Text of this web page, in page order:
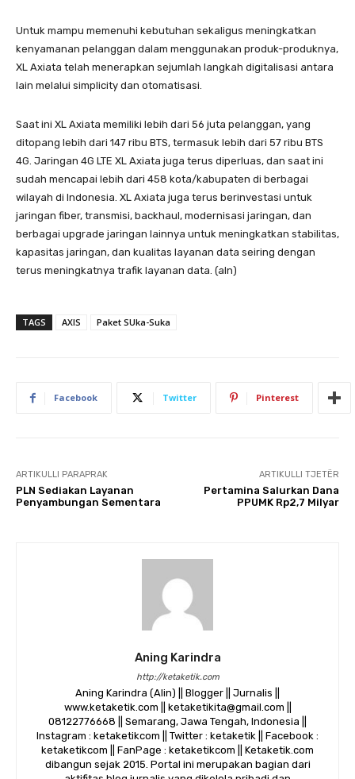
Untuk mampu memenuhi kebutuhan sekaligus meningkatkan
kenyamanan pelanggan dalam menggunakan produk-produknya,
XL Axiata telah menerapkan sejumlah langkah digitalisasi antara
lain melalui simplicity dan otomatisasi.
Saat ini XL Axiata memiliki lebih dari 56 juta pelanggan, yang
ditopang lebih dari 147 ribu BTS, termasuk lebih dari 57 ribu BTS
4G. Jaringan 4G LTE XL Axiata juga terus diperluas, dan saat ini
sudah mencapai lebih dari 458 kota/kabupaten di berbagai
wilayah di Indonesia. XL Axiata juga terus berinvestasi untuk
jaringan fiber, transmisi, backhaul, modernisasi jaringan, dan
berbagai upgrade jaringan lainnya untuk meningkatkan stabilitas,
kapasitas jaringan, dan kualitas layanan data seiring dengan
terus meningkatnya trafik layanan data. (aln)
TAGS AXIS Paket SUka-Suka
Facebook Twitter Pinterest
ARTIKULLI PARAPRAK
PLN Sediakan Layanan
Penyambungan Sementara
ARTIKULLI TJETËR
Pertamina Salurkan Dana
PPUMK Rp2,7 Milyar
Aning Karindra
http://ketaketik.com
Aning Karindra (Alin) || Blogger || Jurnalis ||
www.ketaketik.com || ketaketikita@gmail.com ||
08122776668 || Semarang, Jawa Tengah, Indonesia ||
Instagram : ketaketikcom || Twitter : ketaketik || Facebook :
ketaketikcom || FanPage : ketaketikcom || Ketaketik.com
dibangun sejak 2015. Portal ini merupakan bagian dari